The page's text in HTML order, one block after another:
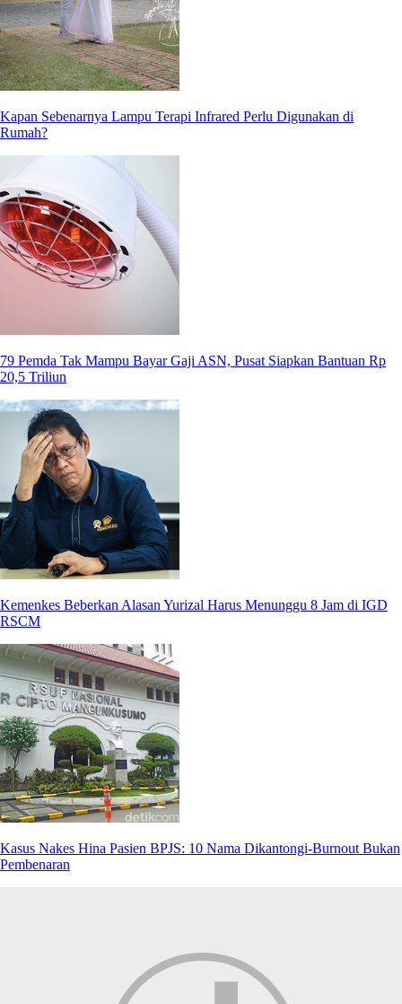
Kapan Sebenarnya Lampu Terapi Infrared Perlu Digunakan di
Rumah?
79 Pemda Tak Mampu Bayar Gaji ASN, Pusat Siapkan Bantuan Rp
20,5 Triliun
Kemenkes Beberkan Alasan Yurizal Harus Menunggu 8 Jam di IGD
RSCM
Kasus Nakes Hina Pasien BPJS: 10 Nama Dikantongi-Burnout Bukan
Pembenaran